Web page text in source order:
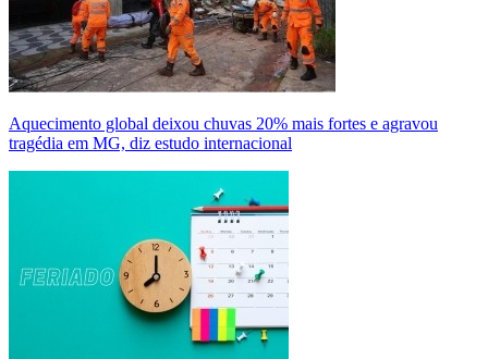
Aquecimento global deixou chuvas 20% mais fortes e agravou
tragédia em MG, diz estudo internacional